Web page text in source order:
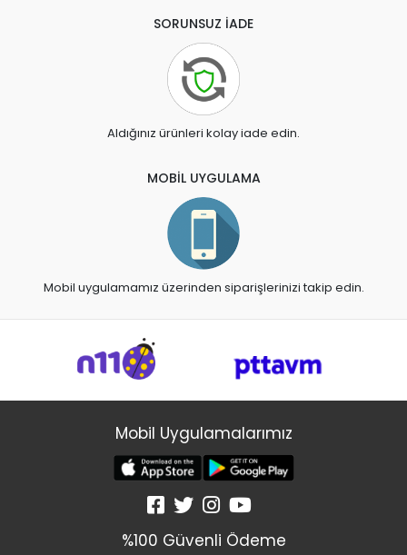
SORUNSUZ İADE
Aldığınız ürünleri kolay iade edin.
MOBİL UYGULAMA
Mobil uygulamamız üzerinden siparişlerinizi takip edin.
Mobil Uygulamalarımız
%100 Güvenli Ödeme